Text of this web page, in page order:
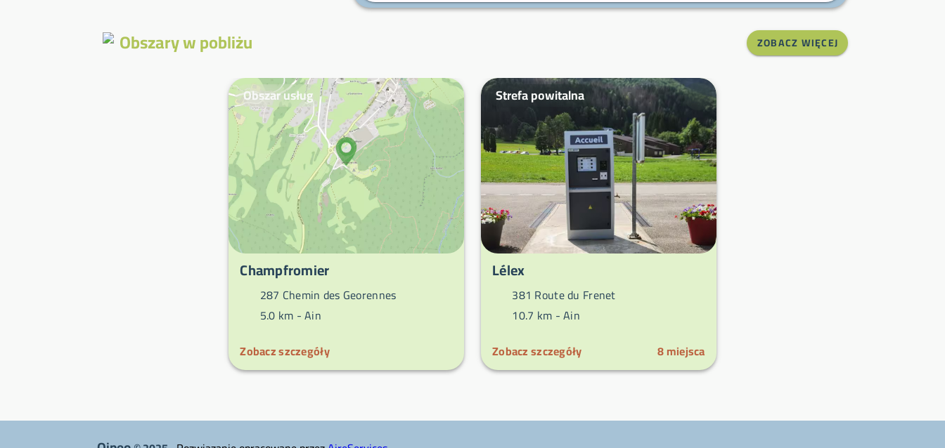
Obszary w pobliżu ZOBACZ WIĘCEJ
Obszar usług
Champfromier
287 Chemin des Georennes
5.0 km -Ain
Zobacz szczegóły
Strefa powitalna
Lélex
381 Route du Frenet
10.7 km -Ain
Zobacz szczegóły
8miejsca